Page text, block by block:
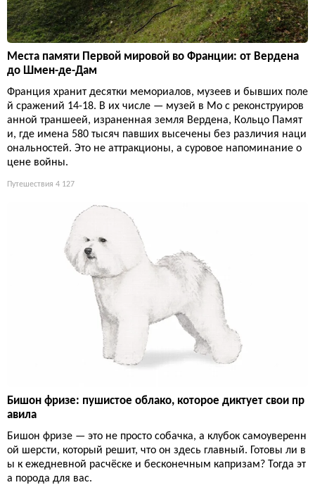
Места памяти Первой мировой во Франции: от Вердена
до Шмен-де-Дам
Франция хранит десятки мемориалов, музеев и бывших поле
й сражений 14-18. В их числе — музей в Мо с реконструиров
анной траншеей, израненная земля Вердена, Кольцо Памят
и, где имена 580 тысяч павших высечены без различия наци
ональностей. Это не аттракционы, а суровое напоминание о
цене войны.
Путешествия 4 127
Бишон фризе: пушистое облако, которое диктует свои пр
авила
Бишон фризе — это не просто собачка, а клубок самоуверенн
ой шерсти, который решит, что он здесь главный. Готовы ли в
ы к ежедневной расчёске и бесконечным капризам? Тогда эт
а порода для вас.